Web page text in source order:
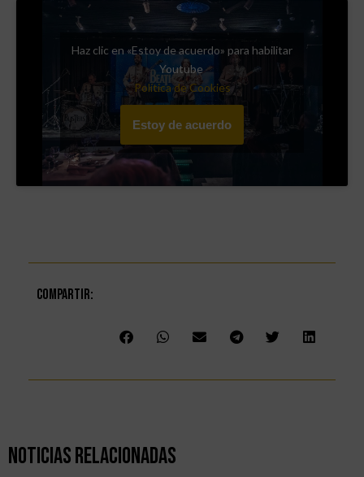
Haz clic en «Estoy de acuerdo» para habilitar
Youtube
Política de Cookies
Estoy de acuerdo
Compartir:
Noticias Relacionadas